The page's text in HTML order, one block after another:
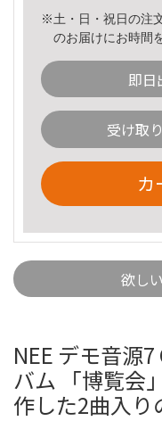
※土・日・祝日の注
のお届けにお時間
即日
受け取
カ
欲し
NEE デモ音源
バム 「博覧会
作した2曲入り